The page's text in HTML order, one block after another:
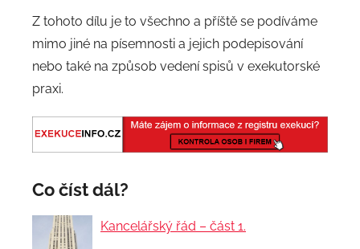
Z tohoto dílu je to všechno a příště se podíváme
mimo jiné na písemnosti a jejich podepisování
nebo také na způsob vedení spisů v exekutorské
praxi.
Co číst dál?
Kancelářský řád – část 1.